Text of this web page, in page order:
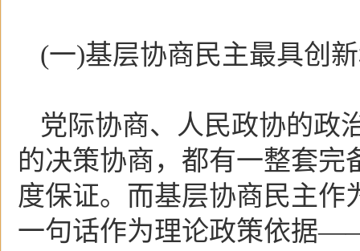
(一)基层协商民主最具创
党际协商、人民政协的政
的决策协商，都有一整套
度保证。而基层协商民主作
一句话作为理论政策依据